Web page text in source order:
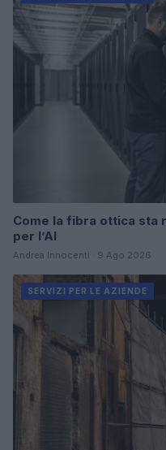
Come la fibra ottica sta
per l’AI
Andrea Innocenti · 9 Ago 2026
SERVIZI PER LE AZIENDE